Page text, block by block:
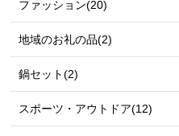
ファッション(20)
地域のお礼の品(2)
鍋セット(2)
スポーツ・アウトドア(12)